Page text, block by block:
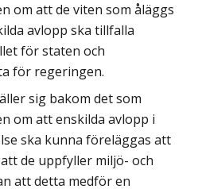
om att de viten som åläggs
avlopp ska tillfalla
för staten och
för regeringen.
sig bakom det som
om att enskilda avlopp i
ska kunna föreläggas att
de uppfyller miljö- och
att detta medför en